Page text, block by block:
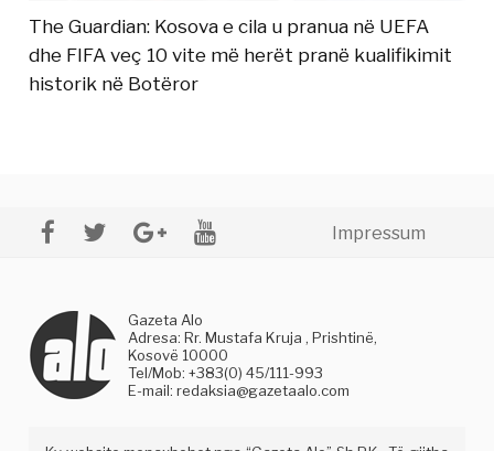
The Guardian: Kosova e cila u pranua në UEFA
dhe FIFA veç 10 vite më herët pranë kualifikimit
historik në Botëror
Impressum
Gazeta Alo
Adresa: Rr. Mustafa Kruja , Prishtinë,
Kosovë 10000
Tel/Mob: +383(0) 45/111-993
E-mail:redaksia@gazetaalo.com